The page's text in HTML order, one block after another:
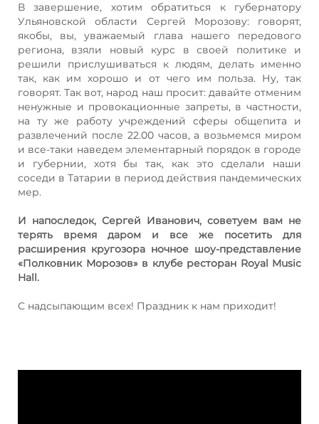
В завершение, хотим обратиться к губернатору
Ульяновской области Сергей Морозову: говорят,
якобы, вы, уважаемый глава нашего передового
региона, взяли новый курс в своей политике и
решили прислушиваться к людям, делать именно
так, как им хорошо и от чего им польза. Ну, так
говорят. Так вот, народ наш просит: давайте отменим
ненужные и провокационные запреты, в частности,
на ту же работу учреждений сферы общепита и
развлечений после 22.00 часов, а возьмемся миром
и все-таки наведем элементарный порядок в городе
и губернии, хотя бы так, как это сделали наши
соседи в Татарии в период действия пандемических
мер.
И напоследок, Сергей Иванович, советуем вам не
терять время даром и все же посетить для
расширения кругозора ночное шоу-представление
«Полковник Морозов» в клубе ресторан Royal Music
Hall.
С надсыпающим всех! Праздник к нам приходит!